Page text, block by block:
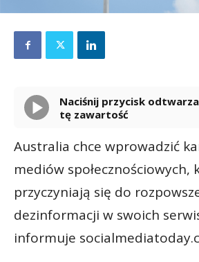
Naciśnij przycisk odtwarzania, aby odsłuchać
tę zawartość
Australia chce wprowadzić
mediów społecznościowych,
przyczyniają się do
dezinformacji w swoich
informuje